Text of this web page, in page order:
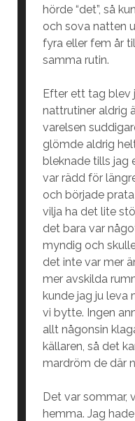
hörde “det”, så
och sova natten
fyra eller fem år
samma rutin.
Efter ett tag blev
nattrutiner aldrig
varelsen
glömde aldrig
bleknade tills jag
var rädd för
och började
vilja ha det lite
det bara var
myndig och
det inte var mer
mer avskilda
kunde jag ju leva
vi bytte. Ingen
allt någonsin
källaren, så det
mardröm de där
Det var sommar,
hemma. Jag